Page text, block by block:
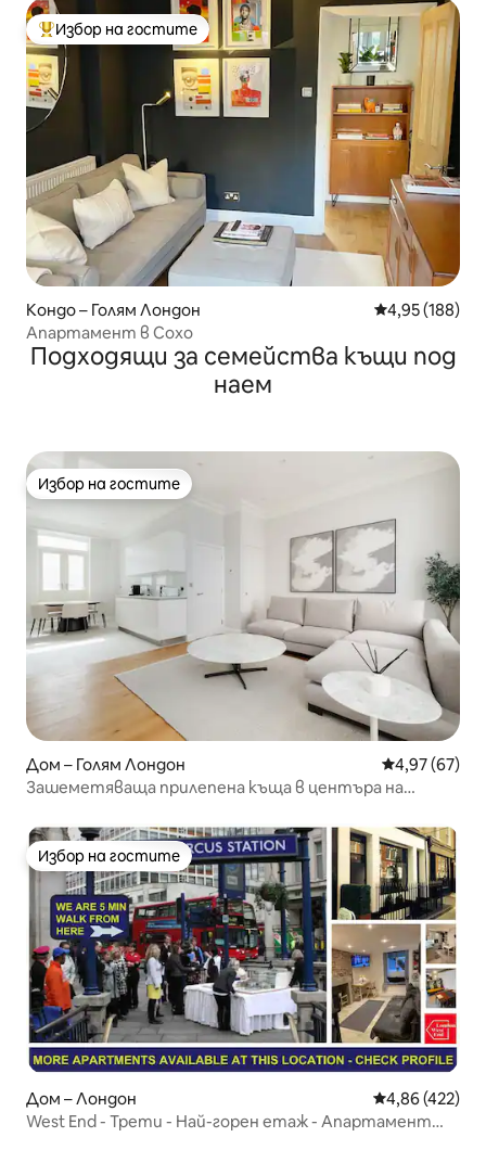
Най-популярен избор на гостите
Избор на гостите
Кондо – Голям Лондон Средна
4,95 (188)
Апартамент в Сохо
Подходящи за семейства къщи под
наем
Избор на гостите
Избор на гостите
Дом – Голям Лондон Средна
4,97 (67)
Зашеметяваща прилепена къща в центъра на
Избор на гостите
Избор на гостите
Дом – Лондон Средна
4,86 (422)
West End - Трети - Най-горен етаж - Апартамент